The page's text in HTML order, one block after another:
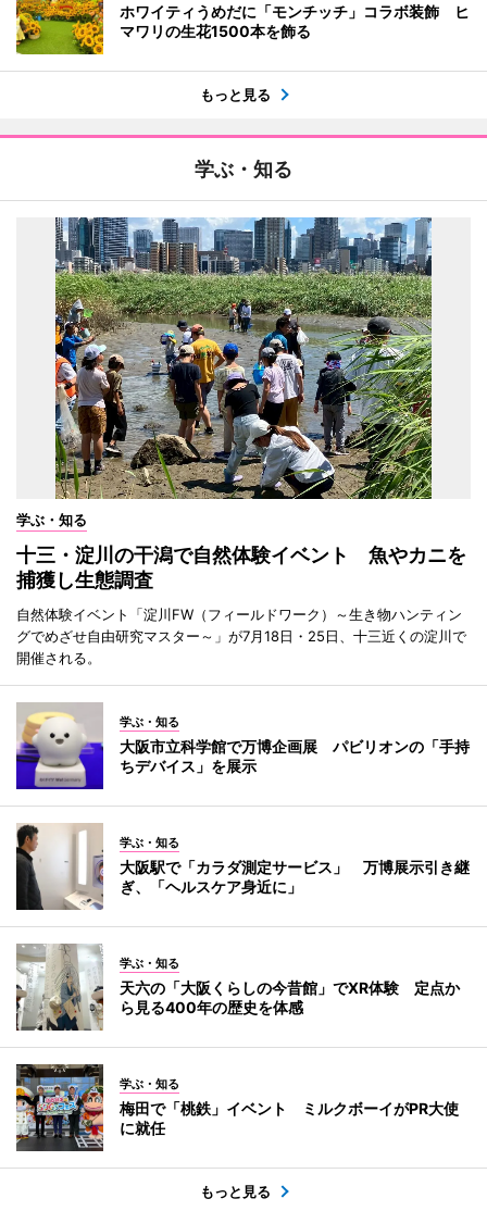
ホワイティうめだに「モンチッチ」コラボ装飾 ヒ
マワリの生花1500本を飾る
もっと見る
学ぶ・知る
学ぶ・知る
十三・淀川の干潟で自然体験イベント 魚やカニを
捕獲し生態調査
自然体験イベント「淀川FW（フィールドワーク）～生き物ハンティン
グでめざせ自由研究マスター～」が7月18日・25日、十三近くの淀川で
開催される。
学ぶ・知る
大阪市立科学館で万博企画展 パビリオンの「手持
ちデバイス」を展示
学ぶ・知る
大阪駅で「カラダ測定サービス」 万博展示引き継
ぎ、「ヘルスケア身近に」
学ぶ・知る
天六の「大阪くらしの今昔館」でXR体験 定点か
ら見る400年の歴史を体感
学ぶ・知る
梅田で「桃鉄」イベント ミルクボーイがPR大使
に就任
もっと見る